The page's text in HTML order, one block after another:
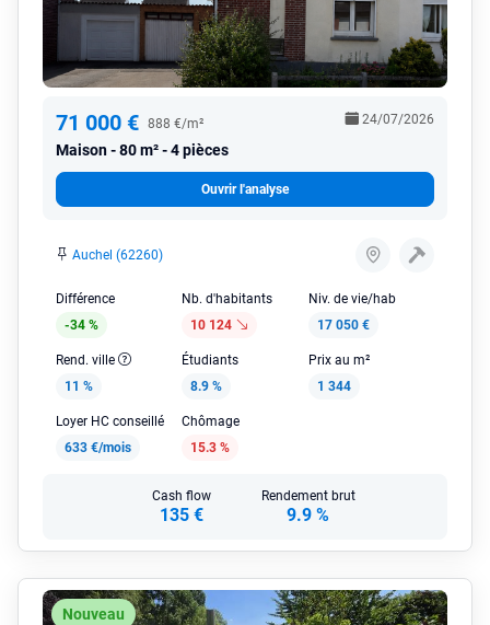
71 000 € 888 €/m²
Maison 80 m² - 4 pièces
24/07/2026
Ouvrir l'analyse
Auchel (62260)
Différence
-34 %
Nb. d'habitants
10 124
Niv. de vie/hab
17 050 €
Rend. ville
11 %
Étudiants
8.9 %
Prix au m²
1 344
Loyer HC conseillé
633 €/mois
Chômage
15.3 %
Cash flow
135 €
Rendement brut
9.9 %
Nouveau